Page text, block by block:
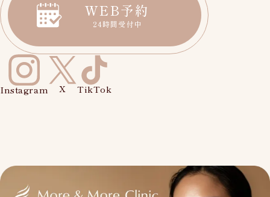
WEB予約
24時間受付中